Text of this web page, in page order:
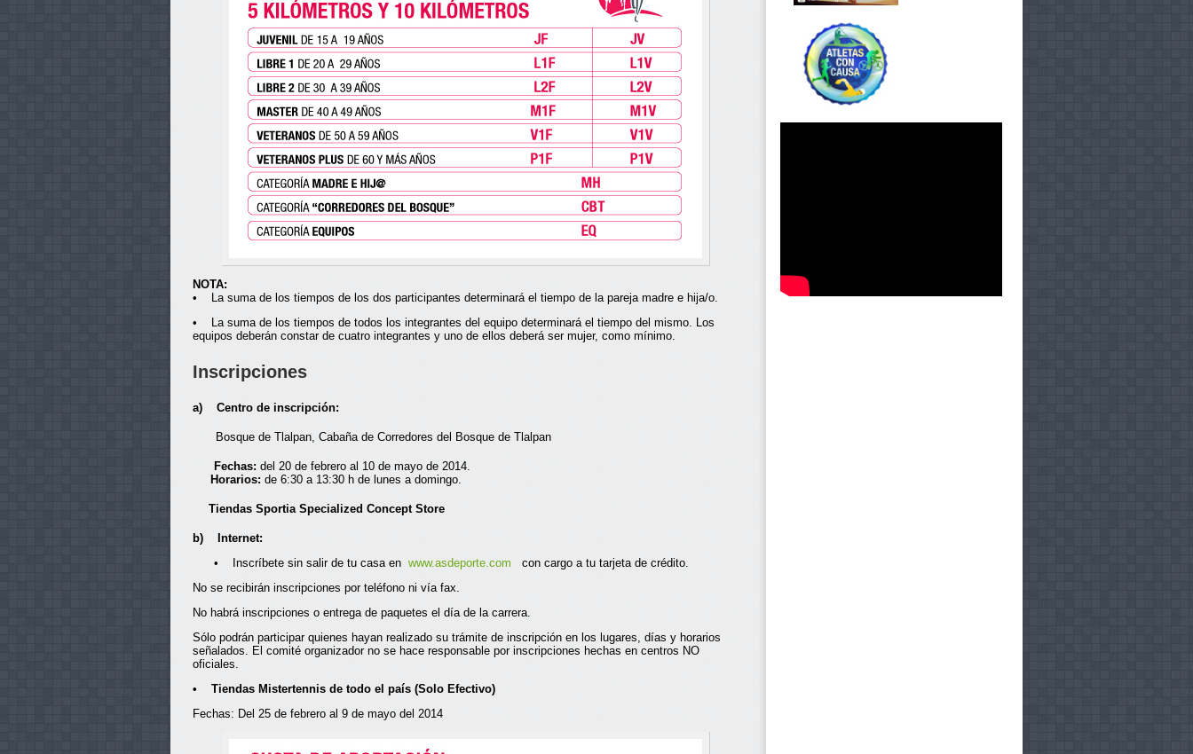
NOTA:
• La suma de los tiempos de los dos participantes determinará el tiempo de la pareja madre e hija/o.
• La suma de los tiempos de todos los integrantes del equipo determinará el tiempo del mismo. Los
equipos deberán constar de cuatro integrantes y uno de ellos deberá ser mujer, como mínimo.
Inscripciones
a) Centro de inscripción:
Bosque de Tlalpan, Cabaña de Corredores del Bosque de Tlalpan
Fechas: del 20 de febrero al 10 de mayo de 2014.
Horarios: de 6:30 a 13:30 h de lunes a domingo.
Tiendas Sportia Specialized Concept Store
b) Internet:
• Inscríbete sin salir de tu casa en www.asdeporte.com con cargo a tu tarjeta de crédito.
No se recibirán inscripciones por teléfono ni vía fax.
No habrá inscripciones o entrega de paquetes el día de la carrera.
Sólo podrán participar quienes hayan realizado su trámite de inscripción en los lugares, días y horarios
señalados. El comité organizador no se hace responsable por inscripciones hechas en centros NO
oficiales.
• Tiendas Mistertennis de todo el país (Solo Efectivo)
Fechas: Del 25 de febrero al 9 de mayo del 2014